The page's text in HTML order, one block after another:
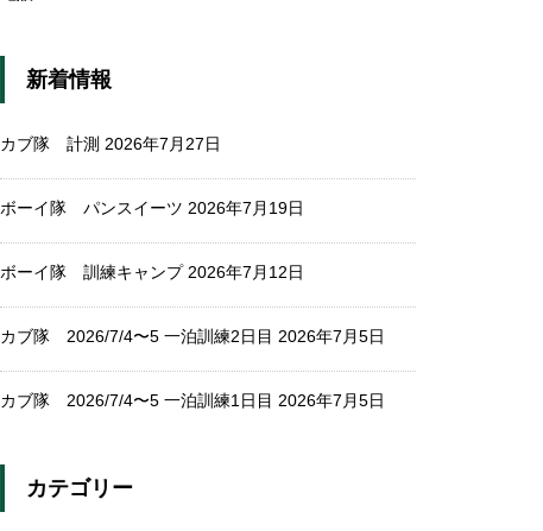
新着情報
カブ隊 計測 2026年7月27日
ボーイ隊 パンスイーツ 2026年7月19日
ボーイ隊 訓練キャンプ 2026年7月12日
カブ隊 2026/7/4〜5 一泊訓練2日目 2026年7月5日
カブ隊 2026/7/4〜5 一泊訓練1日目 2026年7月5日
カテゴリー